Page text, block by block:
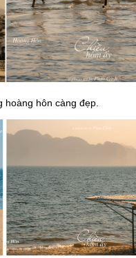
hôn càng đẹp.